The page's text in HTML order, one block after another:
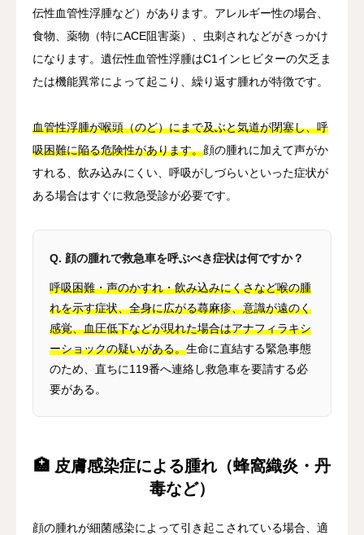
伝性血管性浮腫など）があります。アレルギー性の場合、
食物、薬物（特にACE阻害薬）、虫刺されなどがきっかけ
になります。遺伝性血管性浮腫はC1インヒビターの欠乏ま
たは機能異常によって起こり、繰り返す腫れが特徴です。
血管性浮腫が喉頭（のど）にまで及ぶと気道が閉塞し、呼
吸困難に陥る危険性があります。顔の腫れに加えて声がか
すれる、飲み込みにくい、呼吸がしづらいといった症状が
ある場合はすぐに救急受診が必要です。
Q. 顔の腫れで救急車を呼ぶべき症状は何ですか？
呼吸困難・声のかすれ・飲み込みにくさなど喉の腫
れを示す症状、全身に広がる蕁麻疹、意識が遠のく
感覚、血圧低下などが現れた場合はアナフィラキシ
ーショックの疑いがある。生命に直結する緊急事態
のため、直ちに119番へ連絡し救急車を要請する必
要がある。
🏥 皮膚感染症による腫れ（蜂窩織炎・丹
毒など）
顔の腫れが細菌感染によって引き起こされている場合、適